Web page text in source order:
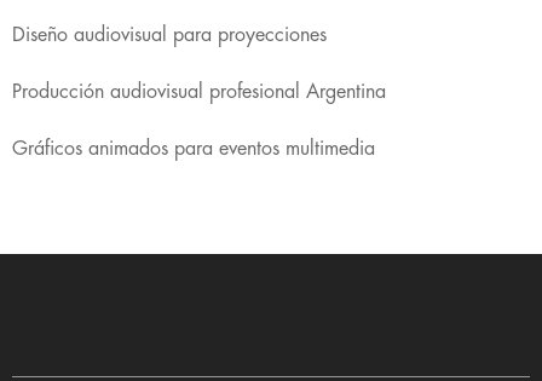
Diseño audiovisual para proyecciones
Producción audiovisual profesional Argentina
Gráficos animados para eventos multimedia